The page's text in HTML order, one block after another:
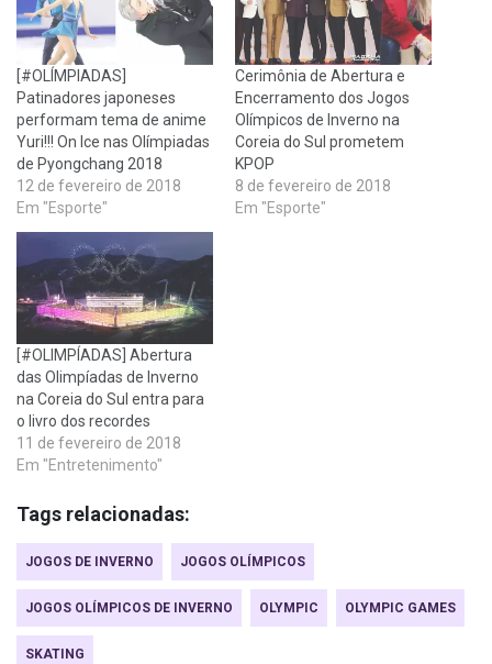
[#OLÍMPIADAS]
Patinadores japoneses
performam tema de anime
Yuri!!! On Ice nas Olímpiadas
de Pyongchang 2018
12 de fevereiro de 2018
Em "Esporte"
Cerimônia de Abertura e
Encerramento dos Jogos
Olímpicos de Inverno na
Coreia do Sul prometem
KPOP
8 de fevereiro de 2018
Em "Esporte"
[#OLIMPÍADAS] Abertura
das Olimpíadas de Inverno
na Coreia do Sul entra para
o livro dos recordes
11 de fevereiro de 2018
Em "Entretenimento"
Tags relacionadas:
JOGOS DE INVERNO JOGOS OLÍMPICOS
JOGOS OLÍMPICOS DE INVERNO OLYMPIC OLYMPIC GAMES
SKATING